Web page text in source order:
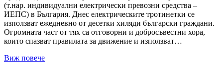
(т.нар. индивидуални електрически превозни средства –
ИЕПС) в България. Днес електрическите тротинетки се
използват ежедневно от десетки хиляди български граждани.
Огромната част от тях са отговорни и добросъвестни хора,
които спазват правилата за движение и използват…
Виж повече